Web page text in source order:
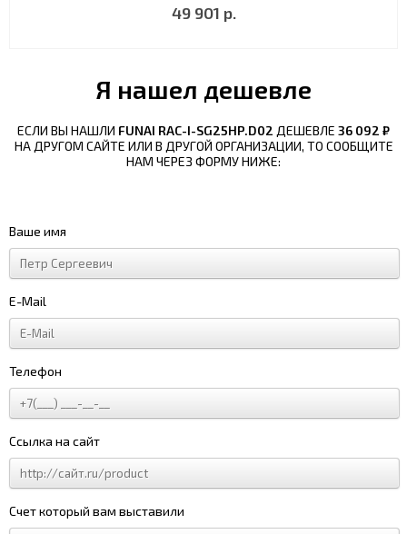
49 901 р.
Я нашел дешевле
ЕСЛИ ВЫ НАШЛИ FUNAI RAC-I-SG25HP.D02 ДЕШЕВЛЕ 36 092 ₽
НА ДРУГОМ САЙТЕ ИЛИ В ДРУГОЙ ОРГАНИЗАЦИИ, ТО СООБЩИТЕ
НАМ ЧЕРЕЗ ФОРМУ НИЖЕ:
Ваше имя
E-Mail
Телефон
Ссылка на сайт
Счет который вам выставили